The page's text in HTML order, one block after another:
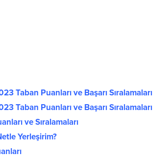
Taban Puanları ve Başarı Sıralamaları
Taban Puanları ve Başarı Sıralamaları
ve Sıralamaları
Yerleşirim?